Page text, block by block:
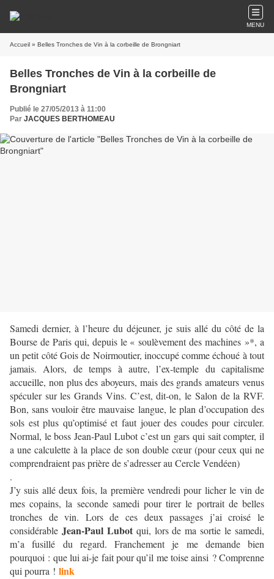
MENU
Accueil » Belles Tronches de Vin à la corbeille de Brongniart
Belles Tronches de Vin à la corbeille de
Brongniart
Publié le 27/05/2013 à 11:00
Par JACQUES BERTHOMEAU
Samedi dernier, à l’heure du déjeuner, je suis allé du côté de la
Bourse de Paris qui, depuis le « soulèvement des machines »*, a
un petit côté Gois de Noirmoutier, inoccupé comme échoué à tout
jamais. Alors, de temps à autre, l’ex-temple du capitalisme
accueille, non plus des aboyeurs, mais des grands amateurs venus
spéculer sur les Grands Vins. C’est, dit-on, le Salon de la RVF.
Bon, sans vouloir être mauvaise langue, le plan d’occupation des
sols est plus qu’optimisé et faut jouer des coudes pour circuler.
Normal, le boss Jean-Paul Lubot c’est un gars qui sait compter, il
a une calculette à la place de son double cœur (pour ceux qui ne
comprendraient pas prière de s’adresser au Cercle Vendéen)
.
J’y suis allé deux fois, la première vendredi pour licher le vin de
mes copains, la seconde samedi pour tirer le portrait de belles
tronches de vin. Lors de ces deux passages j’ai croisé le
considérable Jean-Paul Lubotqui, lors de ma sortie le samedi,
m’a fusillé du regard. Franchement je me demande bien
pourquoi : que lui ai-je fait pour qu’il me toise ainsi ? Comprenne
qui pourra ! link